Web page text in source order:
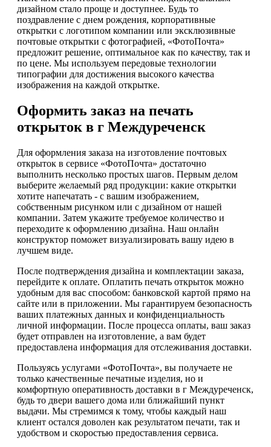
дизайном стало проще и доступнее. Будь то
поздравление с днем рождения, корпоративные
открытки с логотипом компании или эксклюзивные
почтовые открытки с фотографией, «ФотоПочта»
предложит решение, оптимальное как по качеству, так и
по цене. Мы используем передовые технологии
типографии для достижения высокого качества
изображения на каждой открытке.
Оформить заказ на печать
открыток в г Междуреченск
Для оформления заказа на изготовление почтовых
открыток в сервисе «ФотоПочта» достаточно
выполнить несколько простых шагов. Первым делом
выберите желаемый ряд продукции: какие открытки
хотите напечатать - с вашим изображением,
собственным рисунком или с дизайном от нашей
компании. Затем укажите требуемое количество и
переходите к оформлению дизайна. Наш онлайн
конструктор поможет визуализировать вашу идею в
лучшем виде.
После подтверждения дизайна и комплектации заказа,
перейдите к оплате. Оплатить печать открыток можно
удобным для вас способом: банковской картой прямо на
сайте или в приложении. Мы гарантируем безопасность
ваших платежных данных и конфиденциальность
личной информации. После процесса оплаты, ваш заказ
будет отправлен на изготовление, а вам будет
предоставлена информация для отслеживания доставки.
Пользуясь услугами «ФотоПочта», вы получаете не
только качественные печатные изделия, но и
комфортную оперативность доставки в г Междуреченск,
будь то двери вашего дома или ближайший пункт
выдачи. Мы стремимся к тому, чтобы каждый наш
клиент остался доволен как результатом печати, так и
удобством и скоростью предоставления сервиса.